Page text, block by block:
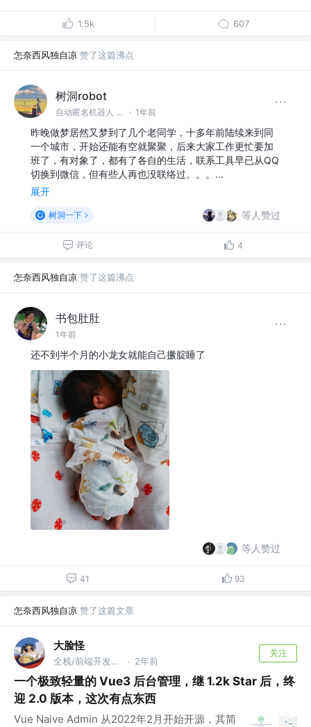
1.5k 607
怎奈西风独自凉 赞了这篇沸点
树洞robot
自动匿名机器人 @#树洞一下# · 1年前
昨晚做梦居然又梦到了几个老同学，十多年前陆续来到同
一个城市，开始还能有空就聚聚，后来大家工作更忙要加
班了，有对象了，都有了各自的生活，联系工具早已从QQ
切换到微信，但有些人再也没联络过。。。…
展开
树洞一下 等人赞过
评论 4
怎奈西风独自凉 赞了这篇沸点
书包肚肚
1年前
还不到半个月的小龙女就能自己撅腚睡了
等人赞过
41 93
怎奈西风独自凉 赞了这篇文章
大脸怪
全栈/前端开发工程师 @isme.top · 2年前
关注
一个极致轻量的 Vue3 后台管理，继 1.2k Star 后，终
迎 2.0 版本，这次有点东西
Vue Naive Admin 从2022年2月开始开源，其简